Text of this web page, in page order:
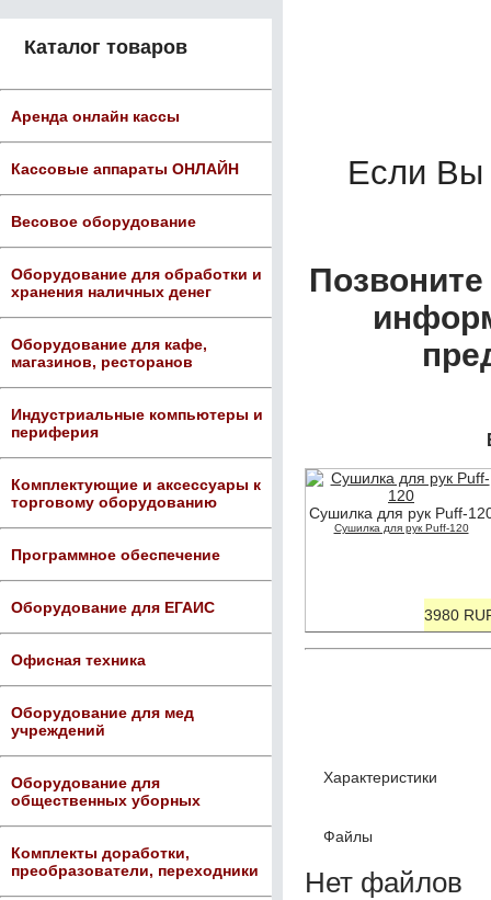
Каталог товаров
Аренда онлайн кассы
Кассовые аппараты ОНЛАЙН
Весовое оборудование
Оборудование для обработки и
хранения наличных денег
Оборудование для кафе,
магазинов, ресторанов
Индустриальные компьютеры и
периферия
Комплектующие и аксессуары к
торговому оборудованию
Программное обеспечение
Оборудование для ЕГАИС
Офисная техника
Оборудование для мед
учреждений
Оборудование для
общественных уборных
Комплекты доработки,
преобразователи, переходники
Если
Сушилка для рук Puff-
Сушилка для рук Puff-120
3980
Характеристики
Файлы
Нет файлов